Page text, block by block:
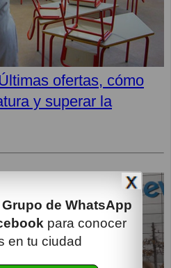
Grupo de WhatsApp
para conocer
en tu ciudad
ofertas, cómo
y superar la